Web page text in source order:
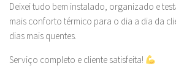
Deixei tudo bem instalado, organizado e
mais conforto térmico para o dia a dia da
dias mais quentes.
Serviço completo e cliente satisfeita!